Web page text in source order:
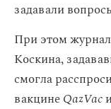
задавали
При этом
Коскина,
смогла
вакцинеQazVac